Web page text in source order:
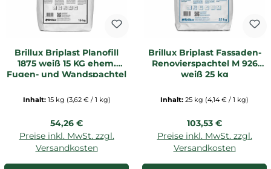
Brillux Briplast Planofill
1875 weiß 15 KG ehem.
Fugen- und Wandspachtel
Inhalt: 15 kg (3,62 € / 1 kg)
Regulärer Preis:
54,26 €
Preise inkl. MwSt. zzgl.
Versandkosten
Brillux Briplast Fassaden-
Renovierspachtel M 926
weiß 25 kg
Inhalt: 25 kg (4,14 € / 1 kg)
Regulärer Preis:
103,53 €
Preise inkl. MwSt. zzgl.
Versandkosten